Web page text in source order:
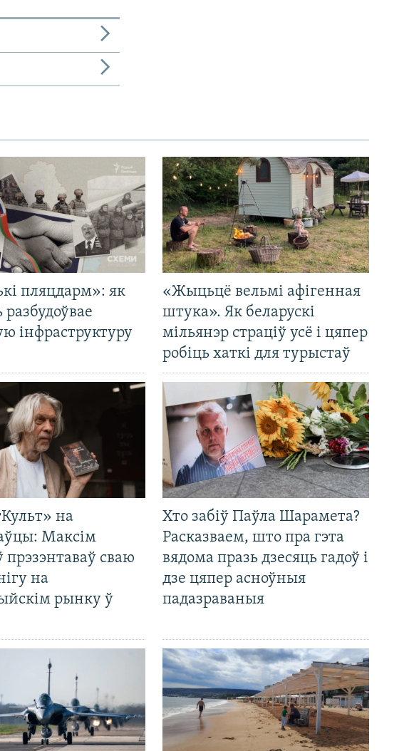
пляцдарм»: як
разбудоўвае
інфраструктуру
«Жыцьцё вельмі афігенная
штука». Як беларускі
мільянэр страціў усё і цяпер
робіць хаткі для турыстаў
на
Максім
сваю
на
рынку ў
Хто забіў Паўла Шарамета?
Расказваем, што пра гэта
вядома празь дзесяць гадоў і
дзе цяпер асноўныя
падазраваныя